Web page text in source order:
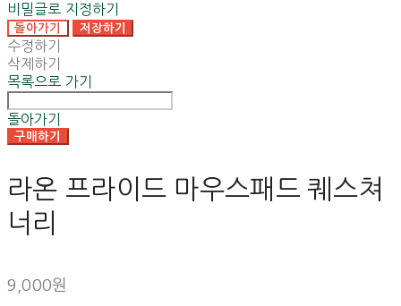
비밀글로 지정하기
돌아가기 저장하기
수정하기
삭제하기
목록으로 가기
돌아가기
구매하기
라온 프라이드 마우스패드 퀘스쳐
너리
9,000원